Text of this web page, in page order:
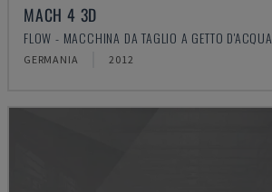
MACH 4 3D
FLOW - MACCHINA DA TAGLIO A GETTO D'ACQUA
GERMANIA 2012